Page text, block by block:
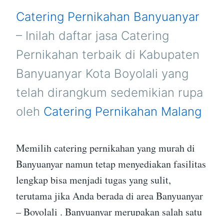
DI
BANYUANYAR
BOYOLALI
Catering Pernikahan Banyuanyar
– Inilah daftar jasa Catering
Pernikahan terbaik di Kabupaten
Banyuanyar Kota Boyolali yang
telah dirangkum sedemikian rupa
oleh Catering Pernikahan Malang
Memilih catering pernikahan yang murah di
Banyuanyar namun tetap menyediakan fasilitas
lengkap bisa menjadi tugas yang sulit,
terutama jika Anda berada di area Banyuanyar
– Boyolali . Banyuanyar merupakan salah satu